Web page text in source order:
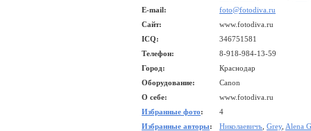
E-mail:
foto@fotodiva.ru
Сайт:
www.fotodiva.ru
ICQ:
346751581
Телефон:
8-918-984-13-59
Город:
Краснодар
Оборудование:
Canon
О себе:
www.fotodiva.ru
Избранные фото:
4
Избранные авторы: Николаевичъ Grey, Alena